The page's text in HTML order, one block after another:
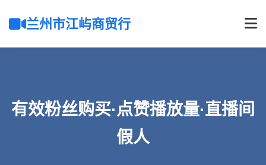
兰州市江屿商贸行
有效粉丝购买·点赞播放量·直播间
假人